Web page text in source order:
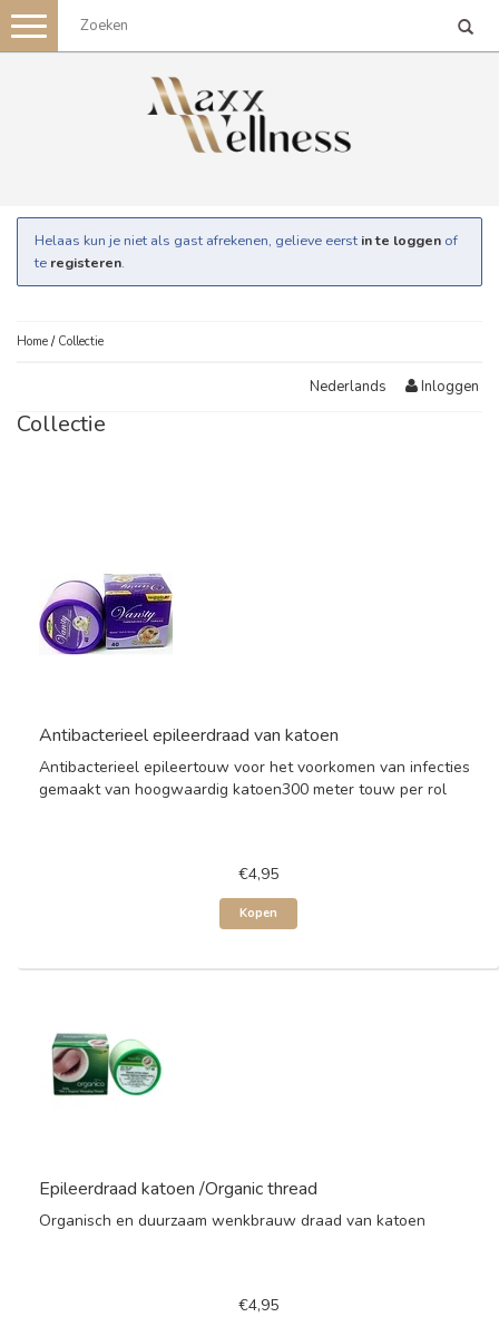
Toggle
navigation
Helaas kun je niet als gast afrekenen, gelieve eerst in te loggen of
te registeren.
Home / Collectie
Nederlands Inloggen
Collectie
Antibacterieel epileerdraad van katoen
Antibacterieel epileertouw voor het voorkomen van infecties
gemaakt van hoogwaardig katoen300 meter touw per rol
€4,95
Kopen
Epileerdraad katoen /Organic thread
Organisch en duurzaam wenkbrauw draad van katoen
€4,95